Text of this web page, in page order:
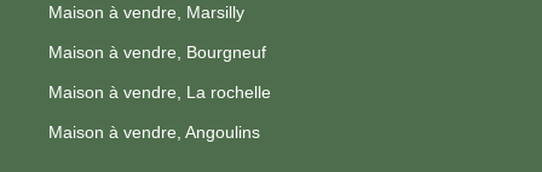
Maison à vendre, Marsilly
Maison à vendre, Bourgneuf
Maison à vendre, La rochelle
Maison à vendre, Angoulins